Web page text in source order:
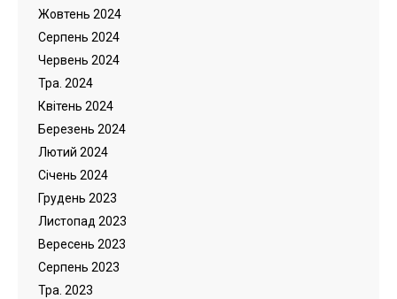
Жовтень 2024
Серпень 2024
Червень 2024
Тра. 2024
Квітень 2024
Березень 2024
Лютий 2024
Cічень 2024
Грудень 2023
Листопад 2023
Вересень 2023
Серпень 2023
Тра. 2023